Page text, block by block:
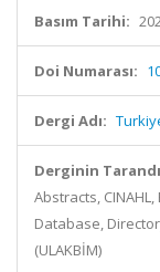
Basım Tarihi:
Doi Numarası:
Dergi Adı:
Derginin
Abstracts, CINAHL,
Database,
(ULAKBİM)